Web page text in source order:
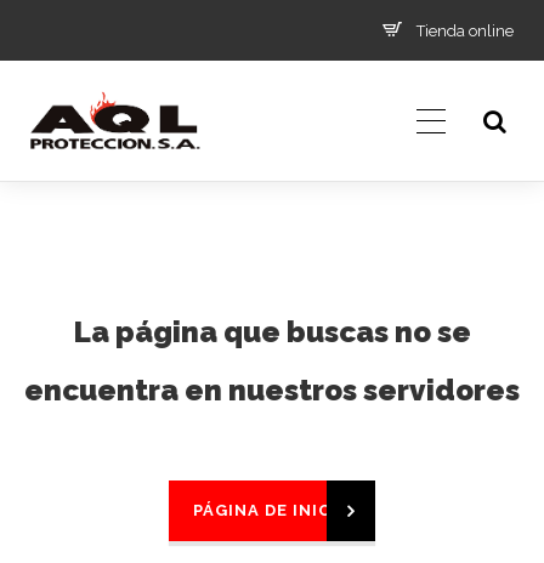
Tienda online
La página que buscas no se
encuentra en nuestros servidores
PÁGINA DE INICIO